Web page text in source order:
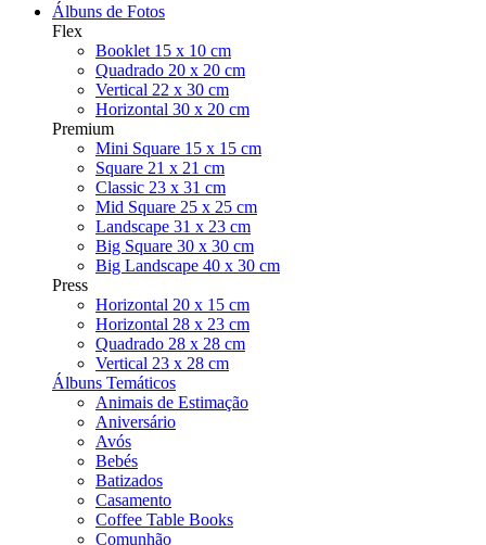
Álbuns de Fotos
Flex
Booklet 15 x 10 cm
Quadrado 20 x 20 cm
Vertical 22 x 30 cm
Horizontal 30 x 20 cm
Premium
Mini Square 15 x 15 cm
Square 21 x 21 cm
Classic 23 x 31 cm
Mid Square 25 x 25 cm
Landscape 31 x 23 cm
Big Square 30 x 30 cm
Big Landscape 40 x 30 cm
Press
Horizontal 20 x 15 cm
Horizontal 28 x 23 cm
Quadrado 28 x 28 cm
Vertical 23 x 28 cm
Álbuns Temáticos
Animais de Estimação
Aniversário
Avós
Bebés
Batizados
Casamento
Coffee Table Books
Comunhão